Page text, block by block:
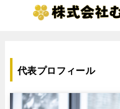
代表プロフィール